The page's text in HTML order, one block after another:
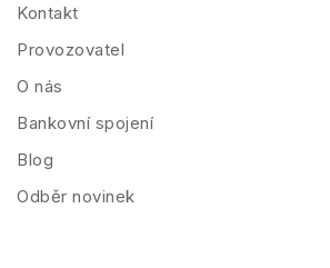
Kontakt
Provozovatel
O nás
Bankovní spojení
Blog
Odběr novinek